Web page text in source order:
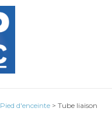
Pied d'enceinte > Tube liaison